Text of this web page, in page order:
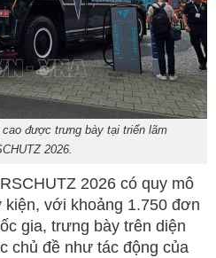
được trưng bày tại triển lãm
2026.
2026 có quy mô
với khoảng 1.750 đơn
gia, trưng bày trên diện
chủ đề như tác động của